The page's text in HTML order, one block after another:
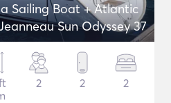
Sailing Boat + Atlantic
Sun Odyssey 37
2 2 2